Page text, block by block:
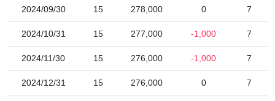
2024/09/30 15 278,000 0 7
2024/10/31 15 277,000 -1,000 7
2024/11/30 15 276,000 -1,000 7
2024/12/31 15 276,000 0 7